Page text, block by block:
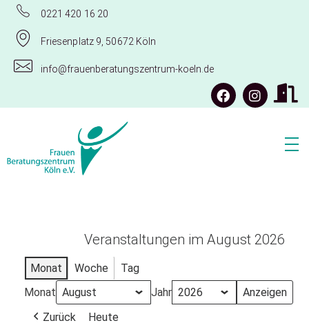
0221 420 16 20
Friesenplatz 9, 50672 Köln
info@frauenberatungszentrum-koeln.de
Veranstaltungen im August 2026
Monat Woche
Tag
Monat
Jahr
Zurück
Heute